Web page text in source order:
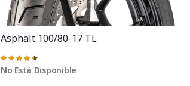
Asphalt 100/80-17 TL
Valoración:
91%
No Está Disponible